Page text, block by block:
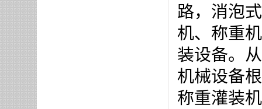
路，消泡
机、称重
装设备。
机械设备
称重灌装